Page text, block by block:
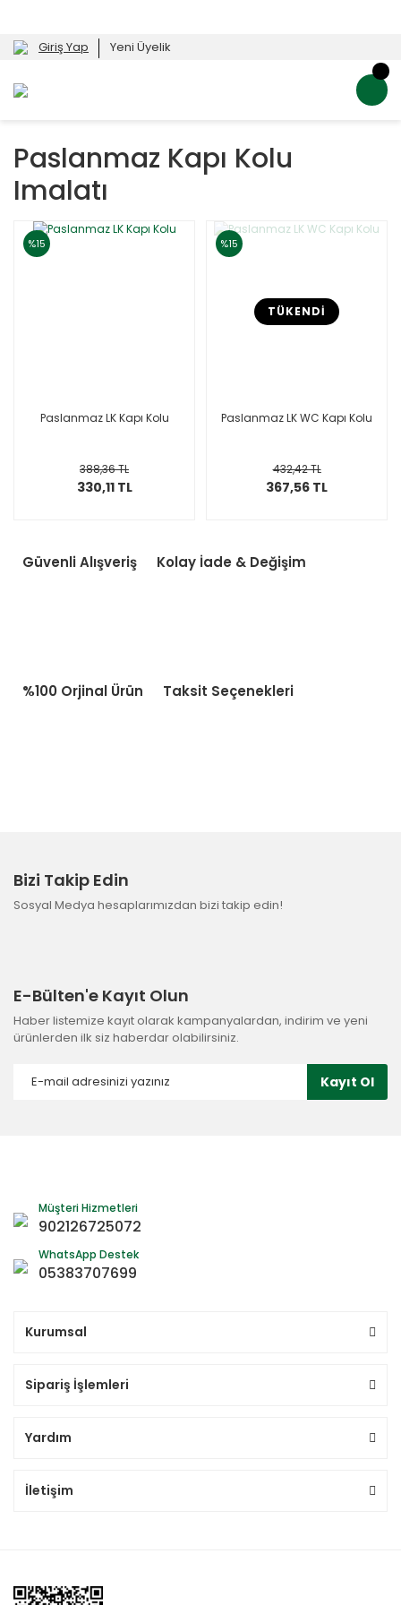
Giriş Yap Yeni Üyelik
Paslanmaz Kapı Kolu
Imalatı
%15
Paslanmaz LK Kapı Kolu
388,36 TL
330,11 TL
%15
TÜKENDİ
Paslanmaz LK WC Kapı Kolu
432,42 TL
367,56 TL
Güvenli Alışveriş Kolay İade & Değişim
%100 Orjinal Ürün Taksit Seçenekleri
Bizi Takip Edin
Sosyal Medya hesaplarımızdan bizi takip edin!
E-Bülten'e Kayıt Olun
Haber listemize kayıt olarak kampanyalardan, indirim ve yeni
ürünlerden ilk siz haberdar olabilirsiniz.
Kayıt Ol
Müşteri Hizmetleri
902126725072
WhatsApp Destek
05383707699
Kurumsal
Sipariş İşlemleri
Yardım
İletişim